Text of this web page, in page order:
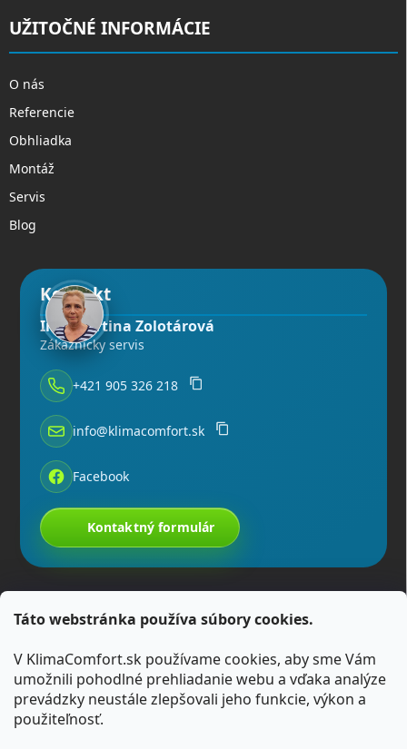
Táto webstránka používa súbory cookies.
V KlimaComfort.sk používame cookies, aby sme Vám
umožnili pohodlné prehliadanie webu a vďaka analýze
prevádzky neustále zlepšovali jeho funkcie, výkon a
použiteľnosť.
UŽITOČNÉ INFORMÁCIE
O nás
Referencie
Obhliadka
Montáž
Servis
Blog
Kontakt
Ing. Martina Zolotárová
Zákaznícky servis
+421 905 326 218
info@klimacomfort.sk
Facebook
Kontaktný formulár